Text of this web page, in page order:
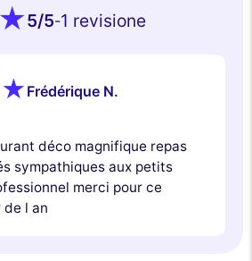
5/5-1 revisione
Frédérique N.
déco magnifique repas
sympathiques aux petits
merci pour ce
de l an